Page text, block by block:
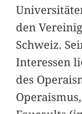
den
Schweiz.
Interessen
des